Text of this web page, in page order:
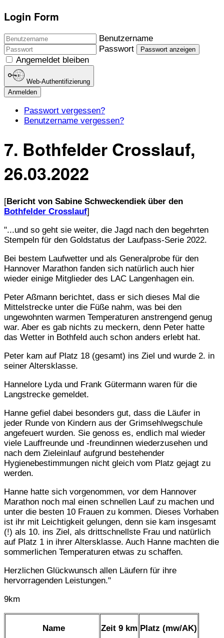
Login Form
Benutzername
Passwort
Passwort anzeigen
Angemeldet bleiben
Web-Authentifizierung
Anmelden
Passwort vergessen?
Benutzername vergessen?
7. Bothfelder Crosslauf,
26.03.2022
[Bericht von Sabine Schweckendiek über den
Bothfelder Crosslauf]
"...und so geht sie weiter, die Jagd nach den begehrten
Stempeln für den Goldstatus der Laufpass-Serie 2022.
Bei bestem Laufwetter und als Generalprobe für den
Hannover Marathon fanden sich natürlich auch hier
wieder einige Mitglieder des LAC Langenhagen ein.
Peter Aßmann berichtet, dass er sich dieses Mal die
Mittelstrecke unter die Füße nahm, was bei den
ungewohnten warmen Temperaturen anstrengend genug
war. Aber es gab nichts zu meckern, denn Peter hatte
das Wetter in Bothfeld auch schon anders erlebt hat.
Peter kam auf Platz 18 (gesamt) ins Ziel und wurde 2. in
seiner Altersklasse.
Hannelore Lyda und Frank Gütermann waren für die
Langstrecke gemeldet.
Hanne gefiel dabei besonders gut, dass die Läufer in
jeder Runde von Kindern aus der Grimsehlwegschule
angefeuert wurden. Sie genoss es, endlich mal wieder
viele Lauffreunde und -freundinnen wiederzusehen und
nach dem Zieleinlauf aufgrund bestehender
Hygienebestimmungen nicht gleich vom Platz gejagt zu
werden.
Hanne hatte sich vorgenommen, vor dem Hannover
Marathon noch mal einen schnellen Lauf zu machen und
unter die besten 10 Frauen zu kommen. Dieses Vorhaben
ist ihr mit Leichtigkeit gelungen, denn sie kam insgesamt
(!) als 10. ins Ziel, als drittschnellste Frau und natürlich
auf Platz 1 in ihrer Altersklasse. Auch Hanne machten die
sommerlichen Temperaturen etwas zu schaffen.
Herzlichen Glückwunsch allen Läufern für ihre
hervorragenden Leistungen."
9km
Name Zeit 9 km Platz (mw/AK)